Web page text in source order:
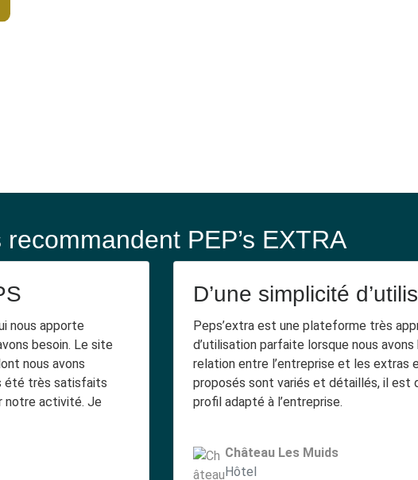
recommandent PEP’s EXTRA
nous apporte
besoin. Le site
nous avons
été très satisfaits
notre activité. Je
D’une simplicité
Peps’extra est une plateforme très
d’utilisation parfaite lorsque nous avons
relation entre l’entreprise et les extras
proposés sont variés et détaillés, il est
profil adapté à l’entreprise.
Château Les Muids
Hôtel